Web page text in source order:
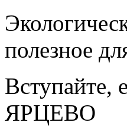
полезное
ЯРЦЕВО